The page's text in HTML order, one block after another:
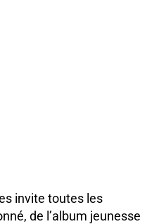
invite toutes les
de l’album jeunesse